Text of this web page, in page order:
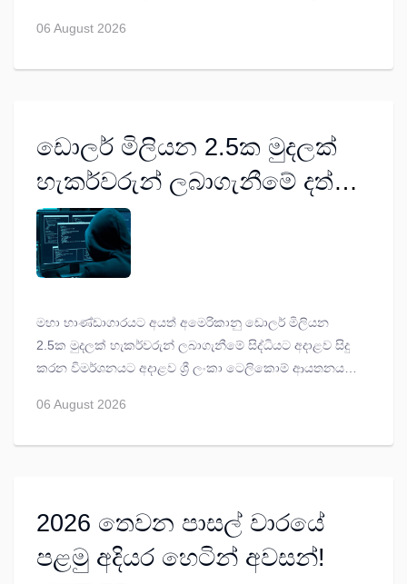
චන්ද්‍රසේන ගේ බිරිඳ වෙනුවෙන් තැබූ ඇප මුදල් රාජසන්තක
06 August 2026
ඩොලර් මිලියන 2.5ක මුදලක්
හැකර්වරුන් ලබාගැනීමේ දත්ත
පිටපත් කරයි
මහා භාණ්ඩාගාරයට අයත් අමෙරිකානු ඩොලර් මිලියන
2.5ක මුදලක් හැකර්වරුන් ලබාගැනීමේ සිද්ධියට අදාළව සිදු
කරන විමර්ශනයට අදාළව ශ්‍රී ලංකා ටෙලිකොම් ආයතනය
අපරාධ පරීක්ෂණ දෙපාර්තමේන්තුව කොටුව මහේස්ත්‍රාත්
06 August 2026
2026 තෙවන පාසල් වාරයේ
පළමු අදියර හෙටින් අවසන්!